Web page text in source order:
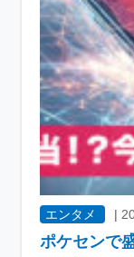
エンタメ |
ポケセンで